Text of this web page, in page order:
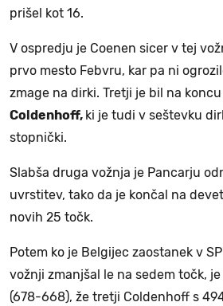
prišel kot 16.
V ospredju je Coenen sicer v tej
prvo mesto Febvru, kar pa ni
zmage na dirki. Tretji je bil na
Coldenhoff, ki je tudi v seštevku
stopnički.
Slabša druga vožnja je Pancarju
uvrstitev, tako da je končal na
novih 25 točk.
Potem ko je Belgijec zaostanek v
vožnji zmanjšal le na sedem točk,
(678-668), že tretji Coldenhoff s